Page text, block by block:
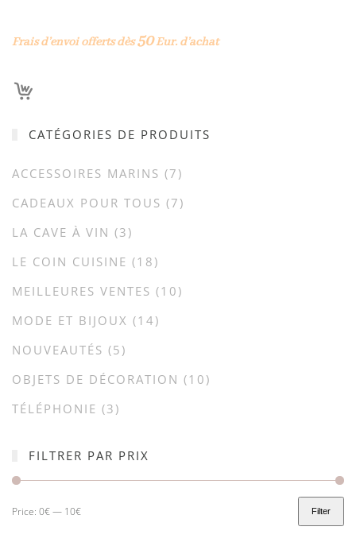
Frais d’envoi offerts dès50Eur. d’achat
CATÉGORIES DE PRODUITS
ACCESSOIRES MARINS (7)
CADEAUX POUR TOUS (7)
LA CAVE À VIN (3)
LE COIN CUISINE (18)
MEILLEURES VENTES (10)
MODE ET BIJOUX (14)
NOUVEAUTÉS (5)
OBJETS DE DÉCORATION (10)
TÉLÉPHONIE (3)
FILTRER PAR PRIX
Filter
Price: 0€— 10€